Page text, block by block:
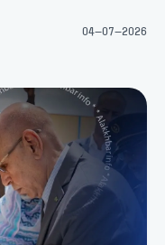
04-07-2026